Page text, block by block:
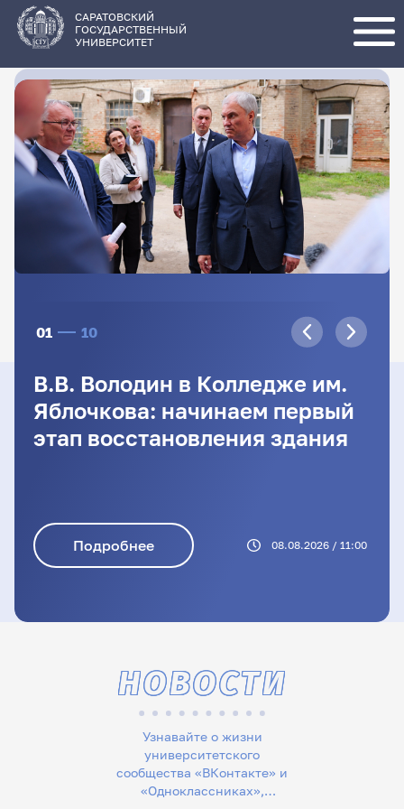
основному
содержанию
САРАТОВСКИЙ
ГОСУДАРСТВЕННЫЙ
УНИВЕРСИТЕТ
01 10
В.В. Володин в Колледже им.
Яблочкова: начинаем первый
этап восстановления здания
Подробнее 08.08.2026 / 11:00
Узнавайте о жизни
университетского
сообщества «ВКонтакте» и
«Одноклассниках»,
НОВОСТИ